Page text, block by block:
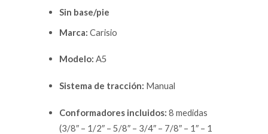
Sin base/pie
Marca: Carisio
Modelo: A5
Sistema de tracción: Manual
Conformadores incluidos: 8 medidas
(3/8″ – 1/2″ – 5/8″ – 3/4″ – 7/8″ – 1″ – 1